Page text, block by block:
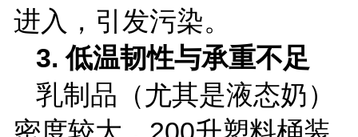
进入，引发污染。
3.低温韧性与承重不足
乳制品（尤其是液态奶）